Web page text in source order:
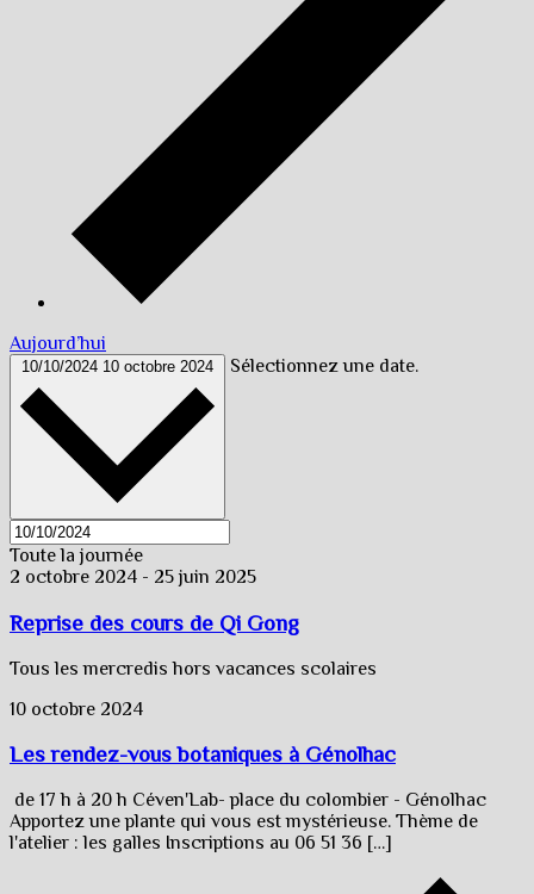
Aujourd’hui
10/10/2024 10 octobre 2024 Sélectionnez une date.
Toute la journée
2 octobre 2024 - 25 juin 2025
Reprise des cours de Qi Gong
Tous les mercredis hors vacances scolaires
10 octobre 2024
Les rendez-vous botaniques à Génolhac
de 17 h à 20 h Céven'Lab- place du colombier - Génolhac
Apportez une plante qui vous est mystérieuse. Thème de
l'atelier : les galles Inscriptions au 06 51 36 […]